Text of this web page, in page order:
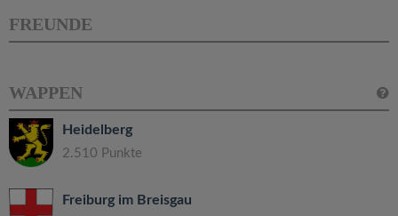
FREUNDE
WAPPEN
Heidelberg
2.510 Punkte
Freiburg im Breisgau